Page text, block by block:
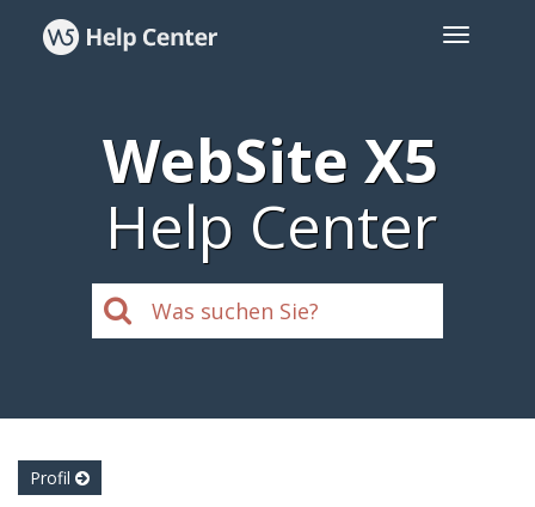
WebSite X5
Help Center
Profil